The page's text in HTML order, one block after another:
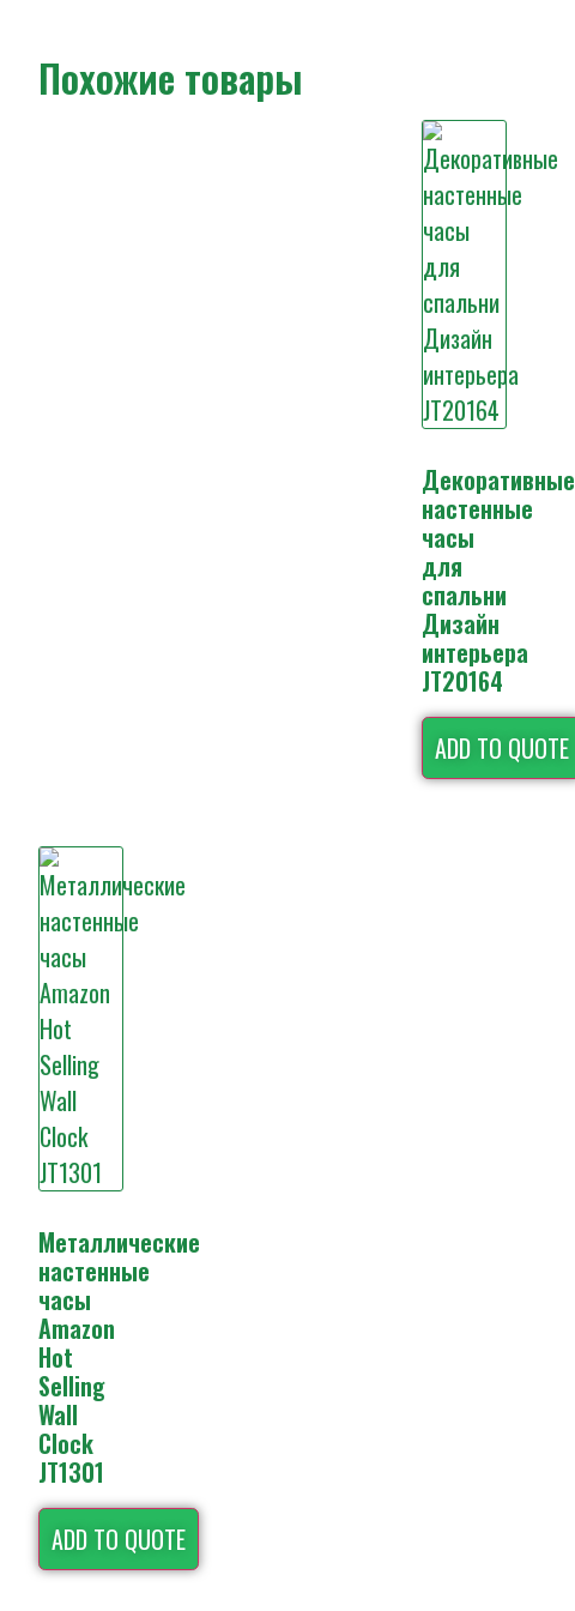
Похожие товары
Декоративные
настенные
часы
для
спальни
Дизайн
интерьера
JT20164
ADD TO QUOTE
Металлические
настенные
часы
Amazon
Hot
Selling
Wall
Clock
JT1301
ADD TO QUOTE